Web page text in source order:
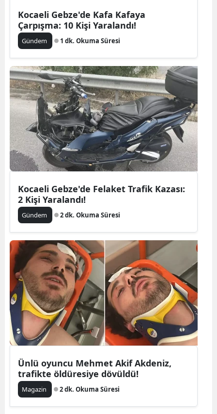
Kocaeli Gebze'de Kafa Kafaya
Çarpışma: 10 Kişi Yaralandı!
Gündem 1 dk. Okuma Süresi
Kocaeli Gebze'de Felaket Trafik Kazası:
2 Kişi Yaralandı!
Gündem 2 dk. Okuma Süresi
Ünlü oyuncu Mehmet Akif Akdeniz,
trafikte öldüresiye dövüldü!
Magazin 2 dk. Okuma Süresi